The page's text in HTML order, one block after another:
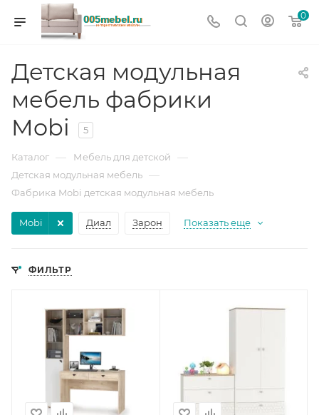
0
Детская модульная
мебель фабрики
Mobi
5
Каталог — Мебель для детской —
Детская модульная мебель —
Фабрика Mobi детская модульная мебель
Диал Зарон
Mobi Показать еще
ФИЛЬТР